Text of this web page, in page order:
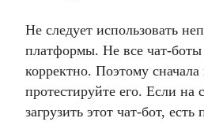
Не следует использовать
платформы. Не все чат-боты
корректно. Поэтому
протестируйте его. Если на
загрузить этот чат-бот,